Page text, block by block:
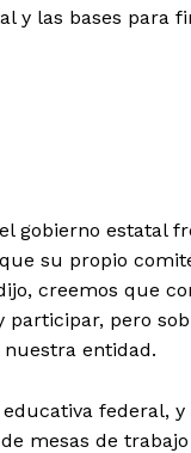
y las bases para
gobierno estatal
su propio
creemos que
pero
entidad.
federal,
mesas de